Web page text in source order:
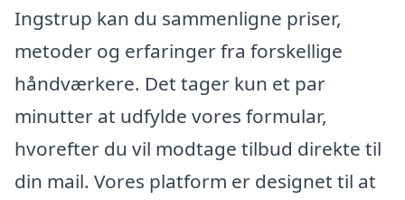
Ingstrup kan du sammenligne priser,
metoder og erfaringer fra forskellige
håndværkere. Det tager kun et par
minutter at udfylde vores formular,
hvorefter du vil modtage tilbud direkte til
din mail. Vores platform er designet til at